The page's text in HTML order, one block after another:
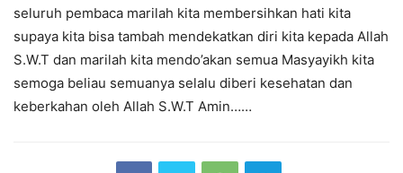
seluruh pembaca marilah kita membersihkan hati kita
supaya kita bisa tambah mendekatkan diri kita kepada Allah
S.W.T dan marilah kita mendo’akan semua Masyayikh kita
semoga beliau semuanya selalu diberi kesehatan dan
keberkahan oleh Allah S.W.T Amin……